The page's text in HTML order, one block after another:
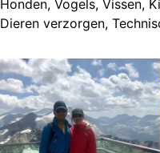
Honden, Vogels, Vissen,
Dieren verzorgen,